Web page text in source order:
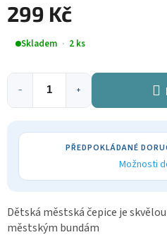
299 Kč
Měrná
cena:
Skladem 2 ks
+
−
Možnosti
Dětská městská čepice je
městským bundám